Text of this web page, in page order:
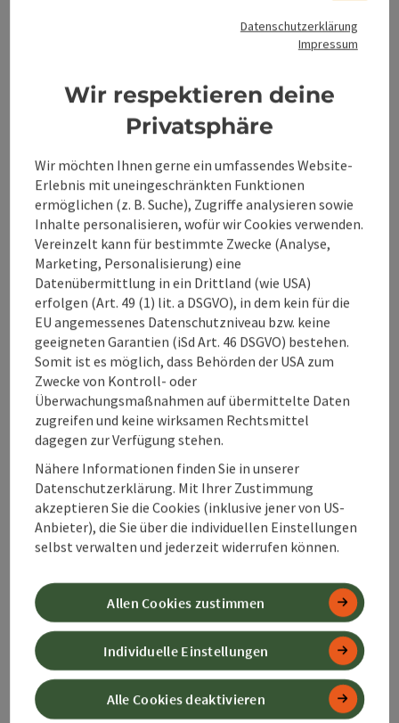
Tour und Routeninformationen
Anreise/Lage
Eignung
Barrierefreiheit
Kontakt
Zustimmungserklärung
Beitrag merken
zum Merkzettel
PDF erstellen
Beitrag drucken
In der Nähe
powered byTOURDATA Änderung vorschlagen
Datenschutzerklärung
Impressum
Wir respektieren deine
Privatsphäre
Wir möchten Ihnen gerne ein umfassendes Website-
Erlebnis mit uneingeschränkten Funktionen
ermöglichen (z. B. Suche), Zugriffe analysieren sowie
Inhalte personalisieren, wofür wir Cookies verwenden.
Vereinzelt kann für bestimmte Zwecke (Analyse,
Marketing, Personalisierung) eine
Datenübermittlung in ein Drittland (wie USA)
erfolgen (Art. 49 (1) lit. a DSGVO), in dem kein für die
EU angemessenes Datenschutzniveau bzw. keine
geeigneten Garantien (iSd Art. 46 DSGVO) bestehen.
Somit ist es möglich, dass Behörden der USA zum
Zwecke von Kontroll- oder
Überwachungsmaßnahmen auf übermittelte Daten
zugreifen und keine wirksamen Rechtsmittel
dagegen zur Verfügung stehen.
Nähere Informationen finden Sie in unserer
Datenschutzerklärung. Mit Ihrer Zustimmung
akzeptieren Sie die Cookies (inklusive jener von US-
Anbieter), die Sie über die individuellen Einstellungen
selbst verwalten und jederzeit widerrufen können.
Alle Cookies deaktivieren
Individuelle Einstellungen
Allen Cookies zustimmen